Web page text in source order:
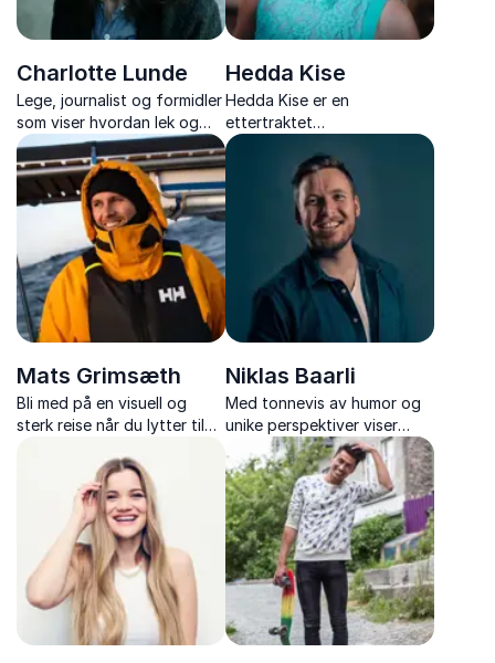
Charlotte Lunde
Lege, journalist og formidler
som viser hvordan lek og
oppmerksomhet er nøkkelen
til læring, mental helse og
bærekraftig utvikling – for
barn og voksne.
Hedda Kise
Hedda Kise er en
ettertraktet
foredragsholder og ekspert
på kommunikasjon,
motivasjon og endring. Hør
et interessant og godt
formidlet foredrag.
Mats Grimsæth
Bli med på en visuell og
sterk reise når du lytter til
som vil få deg til å le, gråte
og føle på hvordan livet
egentlig er.
Niklas Baarli
Med tonnevis av humor og
unike perspektiver viser
Niklas Baarli hvordan man
kan få team til å jobbe
sammen mot felles suksess,
uansett utfordringer.